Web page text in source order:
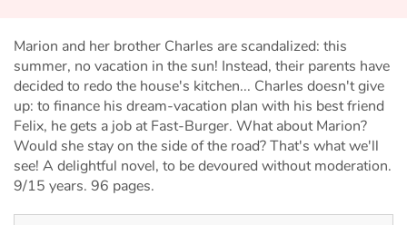
The animals
Travel, epic, investigation, adventure
Around the world
Marion and her brother Charles are scandalized: this
summer, no vacation in the sun! Instead, their parents have
decided to redo the house's kitchen... Charles doesn't give
up: to finance his dream-vacation plan with his best friend
Felix, he gets a job at Fast-Burger. What about Marion?
Would she stay on the side of the road? That's what we'll
see! A delightful novel, to be devoured without moderation.
9/15 years. 96 pages.